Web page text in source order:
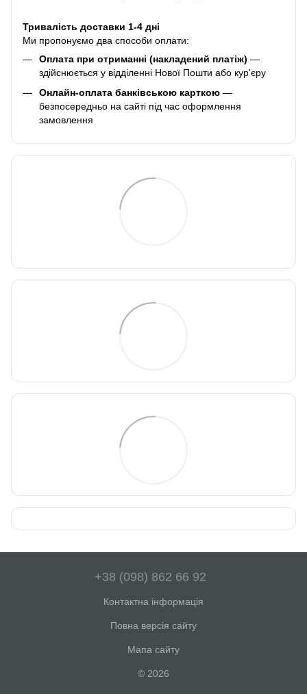
Тривалість доставки 1-4 дні
Ми пропонуємо два способи оплати:
Оплата при отриманні (накладений платіж) —
здійснюється у відділенні Нової Пошти або кур'єру
Онлайн-оплата банківською карткою —
безпосередньо на сайті під час оформлення
замовлення
+38 (098) 862 66 92
Контактна інформація
Повна версія сайту
Мапа сайту
© 2026